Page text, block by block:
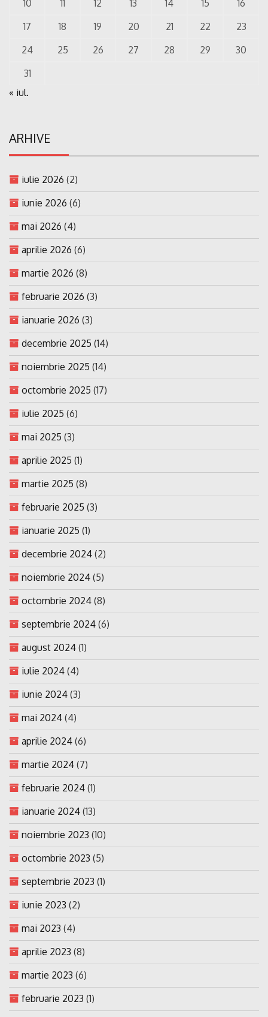
10
11 12 13 14 15
16
17
18 19 20 21 22
23
24
25 26 27 28 29
30
31
« iul.
ARHIVE
iulie 2026 (2)
iunie 2026 (6)
mai 2026 (4)
aprilie 2026 (6)
martie 2026 (8)
februarie 2026 (3)
ianuarie 2026 (3)
decembrie 2025 (14)
noiembrie 2025 (14)
octombrie 2025 (17)
iulie 2025 (6)
mai 2025 (3)
aprilie 2025 (1)
martie 2025 (8)
februarie 2025 (3)
ianuarie 2025 (1)
decembrie 2024 (2)
noiembrie 2024 (5)
octombrie 2024 (8)
septembrie 2024 (6)
august 2024 (1)
iulie 2024 (4)
iunie 2024 (3)
mai 2024 (4)
aprilie 2024 (6)
martie 2024 (7)
februarie 2024 (1)
ianuarie 2024 (13)
noiembrie 2023 (10)
octombrie 2023 (5)
septembrie 2023 (1)
iunie 2023 (2)
mai 2023 (4)
aprilie 2023 (8)
martie 2023 (6)
februarie 2023 (1)